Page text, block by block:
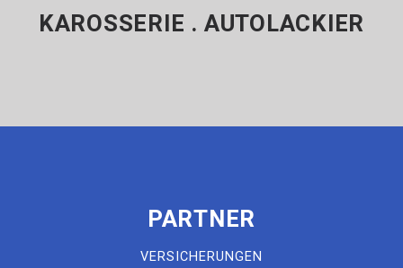
KAROSSERIE . AUTOLACKIER
PARTNER
VERSICHERUNGEN